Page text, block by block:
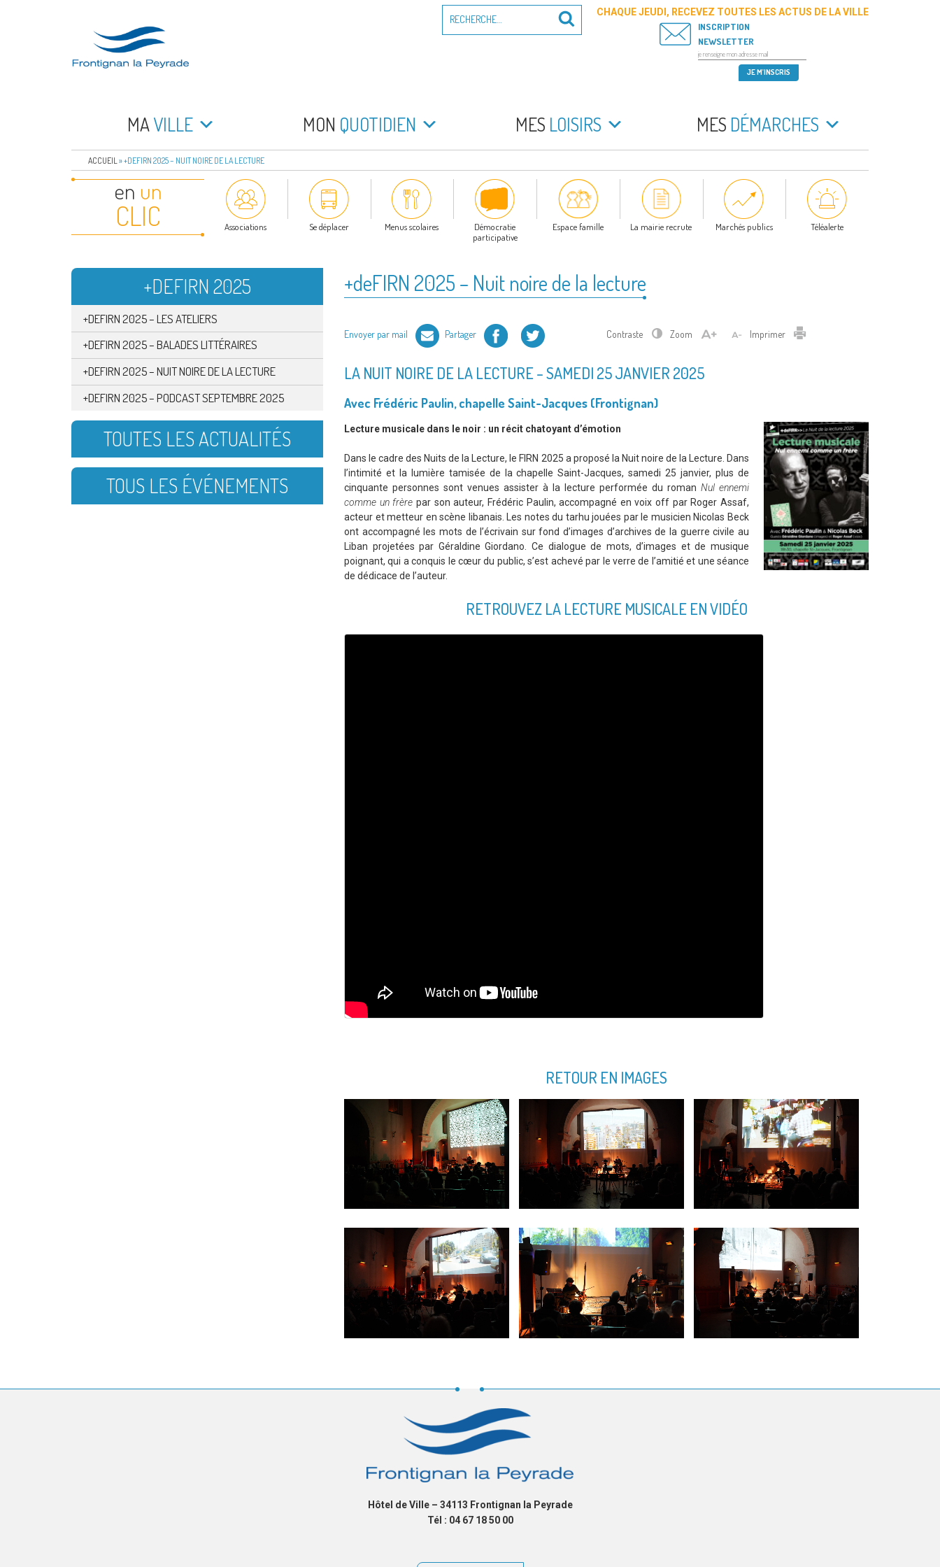
FRONTIGNAN LA PEYRADE
pour
Recherche
CHAQUE JEUDI, RECEVEZ TOUTES LES ACTUS DE LA VILLE
INSCRIPTION
NEWSLETTER
MAVILLE MON QUOTIDIEN MES LOISIRS MES DÉMARCHES
ACCUEIL »+DEFIRN 2025 – NUIT NOIRE DE LA LECTURE
en un
CLIC Associations Se déplacer Menus scolaires
Démocratie
participative
Espace famille La mairie recrute Marchés publics Téléalerte
+deFIRN 2025 – Nuit noire de la lecture
Envoyer par mail Partager Facebook Twitter Contraste Zoom Imprimer Imprimer
LA NUIT NOIRE DE LA LECTURE – SAMEDI 25 JANVIER 2025
Avec Frédéric Paulin, chapelle Saint-Jacques (Frontignan)
Lecture musicale dans le noir : un récit chatoyant d’émotion
Dans le cadre des Nuits de la Lecture, le FIRN 2025 a proposé la Nuit noire de la Lecture. Dans
l’intimité et la lumière tamisée de la chapelle Saint-Jacques, samedi 25 janvier, plus de
cinquante personnes sont venues assister à la lecture performée du roman Nul ennemi
comme un frère par son auteur, Frédéric Paulin, accompagné en voix off par Roger Assaf,
acteur et metteur en scène libanais. Les notes du tarhu jouées par le musicien Nicolas Beck
ont accompagné les mots de l’écrivain sur fond d’images d’archives de la guerre civile au
Liban projetées par Géraldine Giordano. Ce dialogue de mots, d’images et de musique
poignant, qui a conquis le cœur du public, s’est achevé par le verre de l’amitié et une séance
de dédicace de l’auteur.
RETROUVEZ LA LECTURE MUSICALE EN VIDÉO
RETOUR EN IMAGES
+DEFIRN 2025
+DEFIRN 2025 – LES ATELIERS
+DEFIRN 2025 – BALADES LITTÉRAIRES
+DEFIRN 2025 – NUIT NOIRE DE LA LECTURE
+DEFIRN 2025 – PODCAST SEPTEMBRE 2025
TOUTES LES ACTUALITÉS
TOUS LES ÉVÉNEMENTS
Hôtel de Ville – 34113 Frontignan la Peyrade
Tél : 04 67 18 50 00